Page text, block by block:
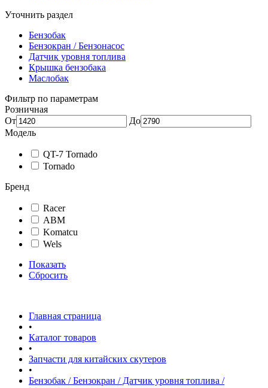
Уточнить раздел
Бензобак
Бензокран / Бензонасос
Датчик уровня топлива
Крышка бензобака
Маслобак
Фильтр по параметрам
Розничная
От
До
Модель
QT-7 Tornado
Tornado
Бренд
Racer
АВМ
Komatcu
Wels
Показать
Сбросить
Главная страница
•
Каталог товаров
•
Запчасти для китайских скутеров
•
Бензобак / Бензокран / Датчик уровня топлива /